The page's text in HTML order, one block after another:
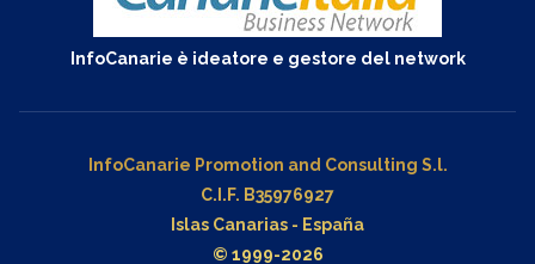
InfoCanarie è ideatore e gestore del network
InfoCanarie Promotion and Consulting S.l.
C.I.F. B35976927
Islas Canarias - España
© 1999-2026